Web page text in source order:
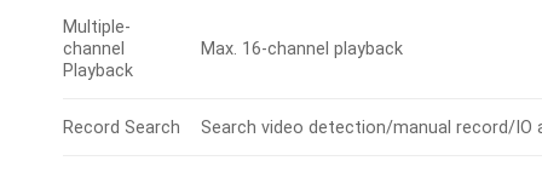
Multiple-
channel
Playback
Max. 16-channel playback
Record Search Search video detection/manual record/